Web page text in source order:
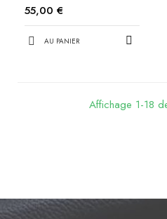
55,00 €
AU PANIER
Affichage 1-18